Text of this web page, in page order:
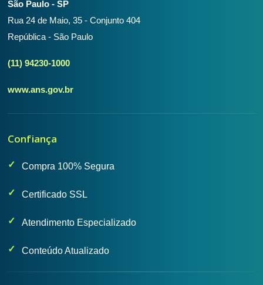
São Paulo - SP
Rua 24 de Maio, 35 - Conjunto 404
República - São Paulo
(11) 94230-1000
www.ans.gov.br
Confiança
Compra 100% Segura
Certificado SSL
Atendimento Especializado
Conteúdo Atualizado